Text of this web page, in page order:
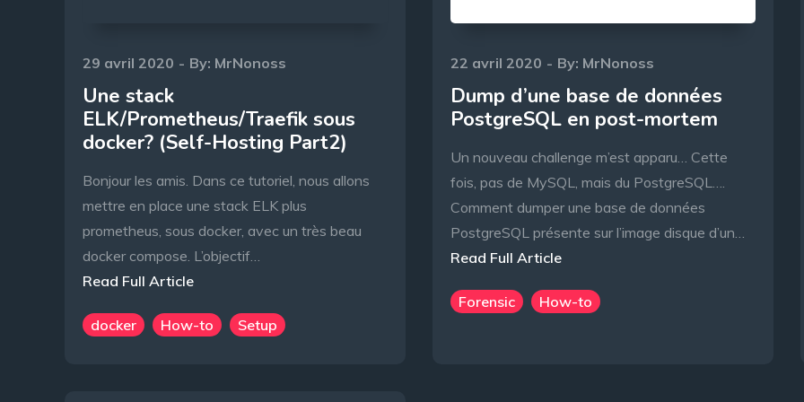
Posted
on
29 avril 2020 By: MrNonoss
Une stack
ELK/Prometheus/Traefik sous
docker? (Self-Hosting Part2)
Bonjour les amis. Dans ce tutoriel, nous allons
mettre en place une stack ELK plus
prometheus, sous docker, avec un très beau
docker compose. L’objectif…
Read Full Article
docker How-to Setup
Posted
on
22 avril 2020 By: MrNonoss
Dump d’une base de données
PostgreSQL en post-mortem
Un nouveau challenge m’est apparu… Cette
fois, pas de MySQL, mais du PostgreSQL….
Comment dumper une base de données
PostgreSQL présente sur l’image disque d’un…
Read Full Article
Forensic How-to